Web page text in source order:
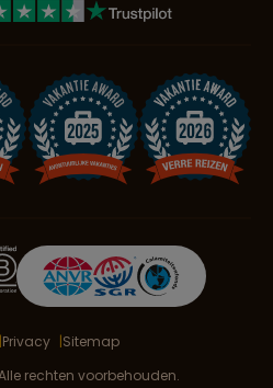
Privacy
Sitemap
rechten voorbehouden.